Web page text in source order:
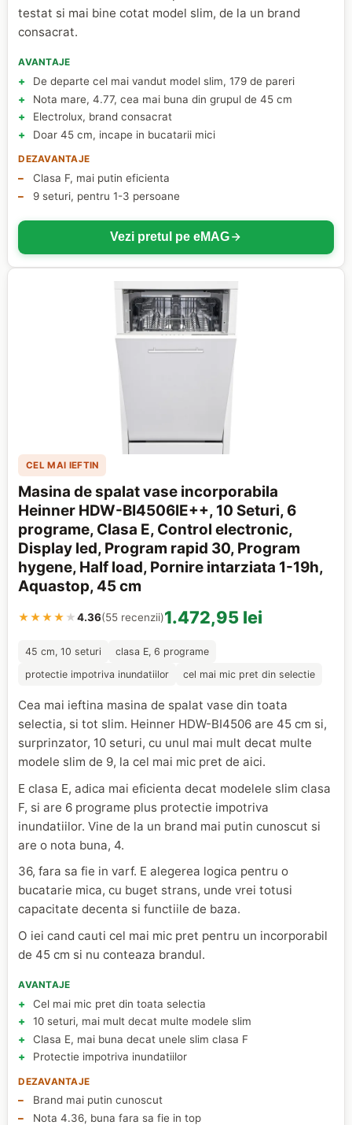
testat si mai bine cotat model slim, de la un brand
consacrat.
AVANTAJE
De departe cel mai vandut model slim, 179 de pareri
Nota mare, 4.77, cea mai buna din grupul de 45 cm
Electrolux, brand consacrat
Doar 45 cm, incape in bucatarii mici
DEZAVANTAJE
Clasa F, mai putin eficienta
9 seturi, pentru 1-3 persoane
Vezi pretul pe eMAG
CEL MAI IEFTIN
Masina de spalat vase incorporabila
Heinner HDW-BI4506IE++, 10 Seturi, 6
programe, Clasa E, Control electronic,
Display led, Program rapid 30, Program
hygene, Half load, Pornire intarziata 1-19h,
Aquastop, 45 cm
★★★★ ★4.36(55 recenzii)1.472,95 lei
45 cm, 10 seturi
clasa E, 6 programe
protectie impotriva inundatiilor
cel mai mic pret din selectie
Cea mai ieftina masina de spalat vase din toata
selectia, si tot slim. Heinner HDW-BI4506 are 45 cm si,
surprinzator, 10 seturi, cu unul mai mult decat multe
modele slim de 9, la cel mai mic pret de aici.
E clasa E, adica mai eficienta decat modelele slim clasa
F, si are 6 programe plus protectie impotriva
inundatiilor. Vine de la un brand mai putin cunoscut si
are o nota buna, 4.
36, fara sa fie in varf. E alegerea logica pentru o
bucatarie mica, cu buget strans, unde vrei totusi
capacitate decenta si functiile de baza.
O iei cand cauti cel mai mic pret pentru un incorporabil
de 45 cm si nu conteaza brandul.
AVANTAJE
Cel mai mic pret din toata selectia
10 seturi, mai mult decat multe modele slim
Clasa E, mai buna decat unele slim clasa F
Protectie impotriva inundatiilor
DEZAVANTAJE
Brand mai putin cunoscut
Nota 4.36, buna fara sa fie in top